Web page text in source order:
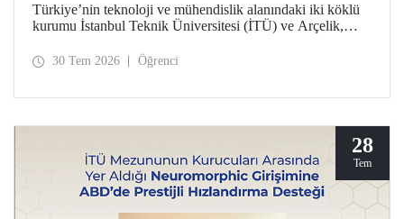
Türkiye’nin teknoloji ve mühendislik alanındaki iki köklü
kurumu İstanbul Teknik Üniversitesi (İTÜ) ve Arçelik,
imza attı. Protokol, ortak bilimsel araştırmalar ve yenilikçi
30 Tem 2026 Öğrenci
28
Tem